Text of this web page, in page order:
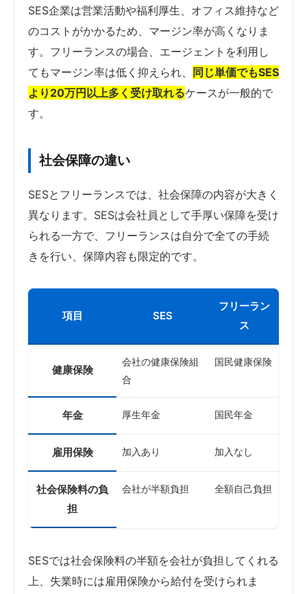
SES企業は営業活動や福利厚生、オフィス維持など
のコストがかかるため、マージン率が高くなりま
す。フリーランスの場合、エージェントを利用し
てもマージン率は低く抑えられ、
同じ単価でもSES
より20万円以上多く受け取れるケースが一般的で
す。
社会保障の違い
SESとフリーランスでは、社会保障の内容が大きく
異なります。SESは会社員として手厚い保障を受け
られる一方で、フリーランスは自分で全ての手続
きを行い、保障内容も限定的です。
項目 SES
フリーラン
ス
健康保険
会社の健康保険組
合
国民健康保険
年金 厚生年金 国民年金
雇用保険 加入あり 加入なし
社会保険料の負
担
会社が半額負担 全額自己負担
SESでは社会保険料の半額を会社が負担してくれる
上、失業時には雇用保険から給付を受けられま